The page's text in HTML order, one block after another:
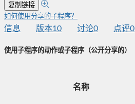
复制链接
如何使用分享的子程序？
信息 版本10 讨论0 点评0
使用子程序的动作或子程序（公开分享的）
名称